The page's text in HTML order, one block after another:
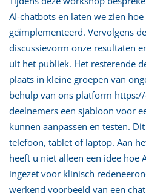
AI-chatbots en laten we zien
geïmplementeerd. Vervolgens
discussievorm onze resultaten
uit het publiek. Het resterende
plaats in kleine groepen van
behulp van ons platform
deelnemers een sjabloon voor
kunnen aanpassen en testen.
telefoon, tablet of laptop. Aan
heeft u niet alleen een idee hoe
ingezet voor klinisch
werkend voorbeeld van een